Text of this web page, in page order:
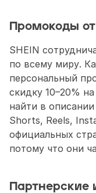
Промокоды
SHEIN
по всему миру.
персональный
скидку 10–20%
найти в
Shorts, Reels,
официальных
потому что они